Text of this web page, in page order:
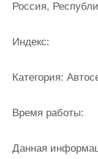
Россия,
Индекс:
Категория:
Время работы:
Данная